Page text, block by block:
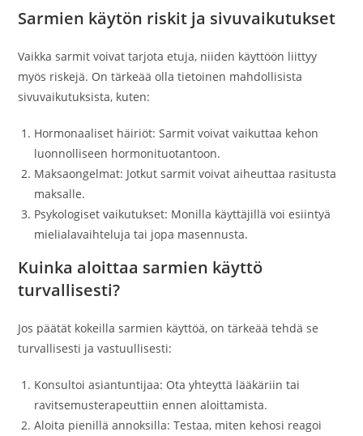
Sarmien käytön riskit ja sivuvaikutukset
Vaikka sarmit voivat tarjota etuja, niiden käyttöön liittyy
myös riskejä. On tärkeää olla tietoinen mahdollisista
sivuvaikutuksista, kuten:
Hormonaaliset häiriöt: Sarmit voivat vaikuttaa kehon
luonnolliseen hormonituotantoon.
Maksaongelmat: Jotkut sarmit voivat aiheuttaa rasitusta
maksalle.
Psykologiset vaikutukset: Monilla käyttäjillä voi esiintyä
mielialavaihteluja tai jopa masennusta.
Kuinka aloittaa sarmien käyttö
turvallisesti?
Jos päätät kokeilla sarmien käyttöä, on tärkeää tehdä se
turvallisesti ja vastuullisesti:
Konsultoi asiantuntijaa: Ota yhteyttä lääkäriin tai
ravitsemusterapeuttiin ennen aloittamista.
Aloita pienillä annoksilla: Testaa, miten kehosi reagoi